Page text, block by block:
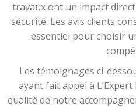
travaux ont un impact
sécurité. Les avis clients
essentiel pour choisir
Les témoignages ci-
ayant fait appel à
qualité de notre